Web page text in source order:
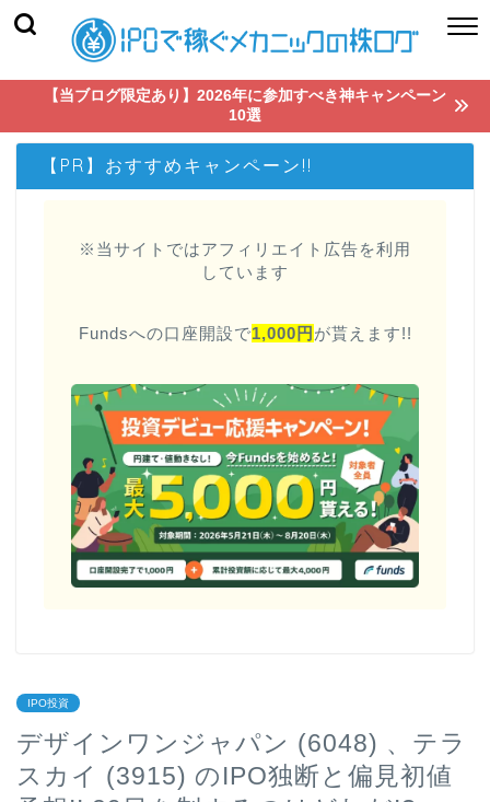
【当ブログ限定あり】2026年に参加すべき神キャンペーン
10選
【PR】おすすめキャンペーン!!
※当サイトではアフィリエイト広告を利用
しています
Fundsへの口座開設で1,000円 が貰えます!!
IPO投資
デザインワンジャパン (6048) 、テラ
スカイ (3915) のIPO独断と偏見初値